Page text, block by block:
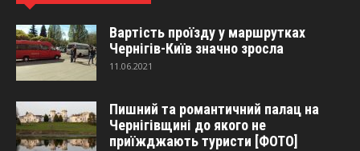
Вартість проїзду у маршрутках
Чернігів-Київ значно зросла
11.06.2021
Пишний та романтичний палац на
Чернігівщині до якого не
приїжджають туристи [ФОТО]